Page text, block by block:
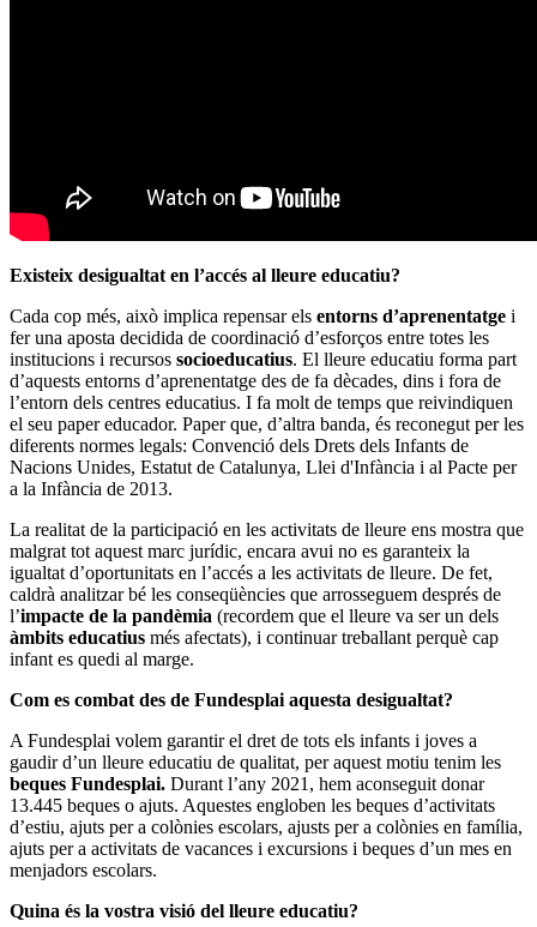
Existeix desigualtat en l’accés al lleure educatiu?
Cada cop més, això implica repensar els entorns d’aprenentatge i
fer una aposta decidida de coordinació d’esforços entre totes les
institucions i recursos socioeducatius. El lleure educatiu forma part
d’aquests entorns d’aprenentatge des de fa dècades, dins i fora de
l’entorn dels centres educatius. I fa molt de temps que reivindiquen
el seu paper educador. Paper que, d’altra banda, és reconegut per les
diferents normes legals: Convenció dels Drets dels Infants de
Nacions Unides, Estatut de Catalunya, Llei d'Infància i al Pacte per
a la Infància de 2013.
La realitat de la participació en les activitats de lleure ens mostra que
malgrat tot aquest marc jurídic, encara avui no es garanteix la
igualtat d’oportunitats en l’accés a les activitats de lleure. De fet,
caldrà analitzar bé les conseqüències que arrosseguem després de
l’impacte de la pandèmia (recordem que el lleure va ser un dels
àmbits educatius més afectats), i continuar treballant perquè cap
infant es quedi al marge.
Com es combat des de Fundesplai aquesta desigualtat?
A Fundesplai volem garantir el dret de tots els infants i joves a
gaudir d’un lleure educatiu de qualitat, per aquest motiu tenim les
beques Fundesplai. Durant l’any 2021, hem aconseguit donar
13.445 beques o ajuts. Aquestes engloben les beques d’activitats
d’estiu, ajuts per a colònies escolars, ajusts per a colònies en família,
ajuts per a activitats de vacances i excursions i beques d’un mes en
menjadors escolars.
Quina és la vostra visió del lleure educatiu?